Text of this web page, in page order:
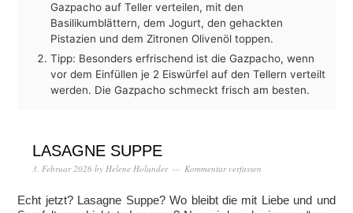
Gazpacho auf Teller verteilen, mit den
Basilikumblättern, dem Jogurt, den gehackten
Pistazien und dem Zitronen Olivenöl toppen.
Tipp: Besonders erfrischend ist die Gazpacho, wenn
vor dem Einfüllen je 2 Eiswürfel auf den Tellern verteilt
werden. Die Gazpacho schmeckt frisch am besten.
LASAGNE SUPPE
3. Februar 2026 by Helene Holunder Kommentar verfassen
Echt jetzt? Lasagne Suppe? Wo bleibt die mit Liebe und und